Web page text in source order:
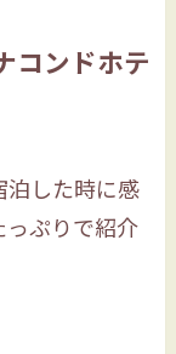
コンドホテ
泊した時に感
っぷりで紹介